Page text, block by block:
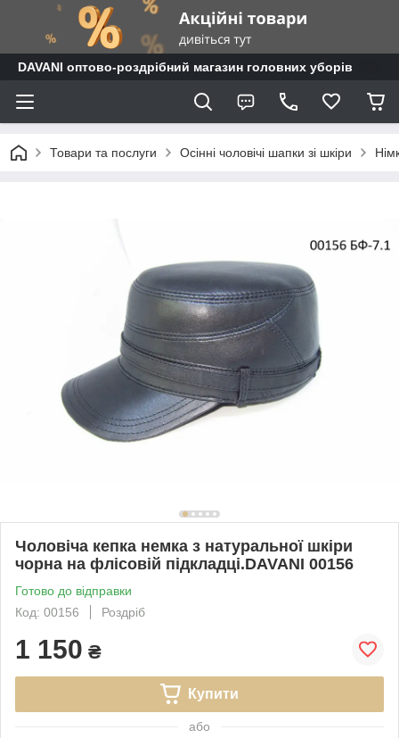
DAVANI оптово-роздрібний магазин головних уборів
Товари та послуги Осінні чоловічі шапки зі шкіри
Чоловіча кепка немка з натуральної шкіри
чорна на флісовій підкладці.DAVANI 00156
Готово до відправки
Код: 00156
Роздріб
1 150 ₴
Купити
або